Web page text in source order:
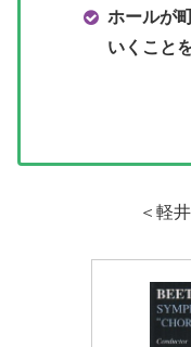
ホールが
いくこと
＜軽